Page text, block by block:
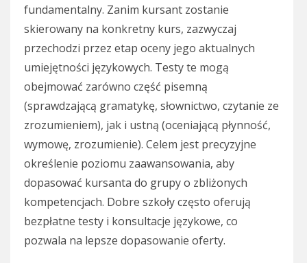
fundamentalny. Zanim kursant zostanie
skierowany na konkretny kurs, zazwyczaj
przechodzi przez etap oceny jego aktualnych
umiejętności językowych. Testy te mogą
obejmować zarówno część pisemną
(sprawdzającą gramatykę, słownictwo, czytanie ze
zrozumieniem), jak i ustną (oceniającą płynność,
wymowę, zrozumienie). Celem jest precyzyjne
określenie poziomu zaawansowania, aby
dopasować kursanta do grupy o zbliżonych
kompetencjach. Dobre szkoły często oferują
bezpłatne testy i konsultacje językowe, co
pozwala na lepsze dopasowanie oferty.